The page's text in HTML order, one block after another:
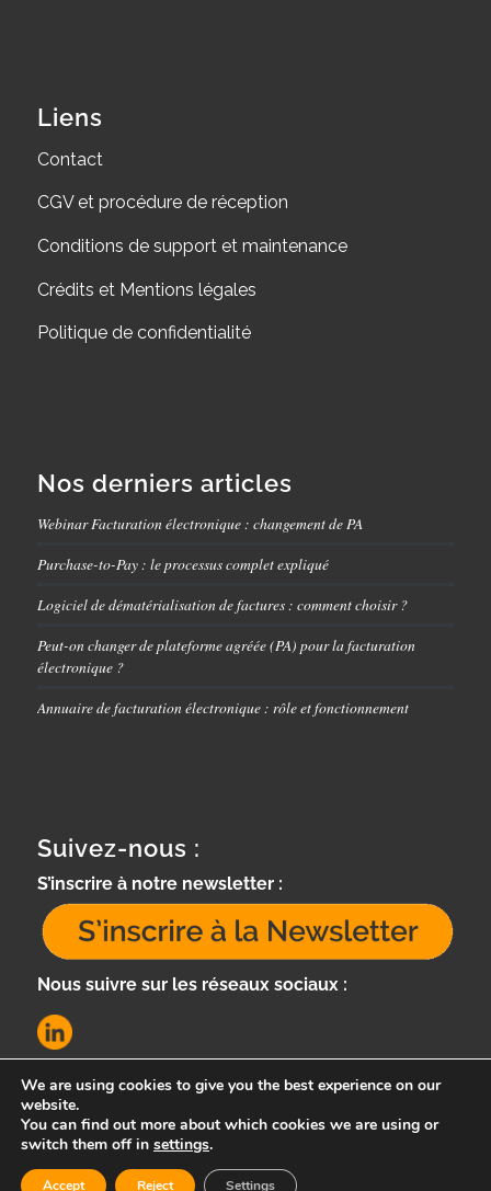
Liens
Contact
CGV et procédure de réception
Conditions de support et maintenance
Crédits et Mentions légales
Politique de confidentialité
Nos derniers articles
Webinar Facturation électronique : changement de PA
Purchase-to-Pay : le processus complet expliqué
Logiciel de dématérialisation de factures : comment choisir ?
Peut-on changer de plateforme agréée (PA) pour la facturation
électronique ?
Annuaire de facturation électronique : rôle et fonctionnement
Suivez-nous :
S’inscrire à notre newsletter :
Nous suivre sur les réseaux sociaux :
We are using cookies to give you the best experience on our
website.
You can find out more about which cookies we are using or
switch them off in settings.
Accept Reject Settings